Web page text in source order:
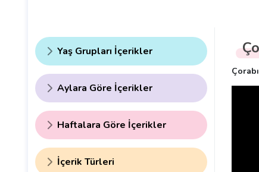
Yaş Grupları İçerikler
Aylara Göre İçerikler
Haftalara Göre İçerikler
İçerik Türleri